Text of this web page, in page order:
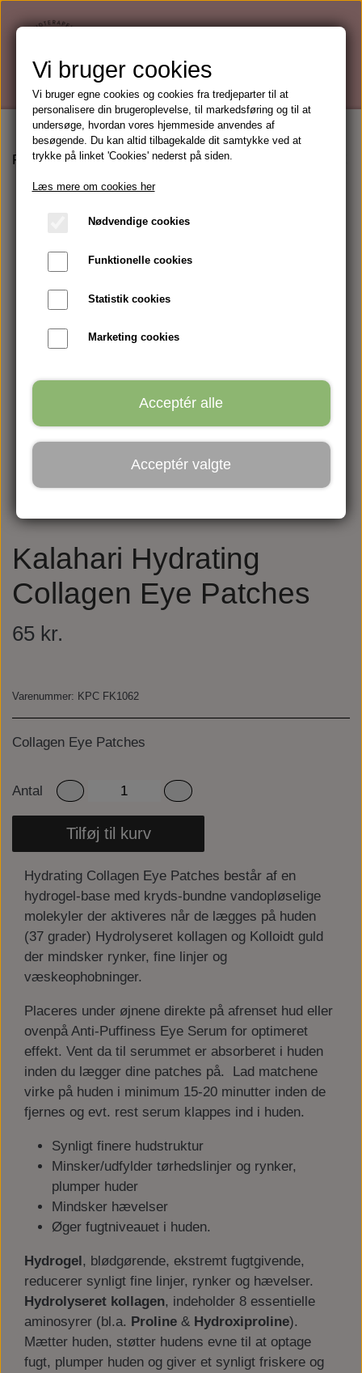
Forside Mærker Kalahari Phyto-Ceutical skincare
Kalahari Hydrating
Collagen Eye Patches
65 kr.
Varenummer: KPC FK1062
Collagen Eye Patches
Antal
Tilføj til kurv
Hydrating Collagen Eye Patches består af en
hydrogel-base med kryds-bundne vandopløselige
molekyler der aktiveres når de lægges på huden
(37 grader) Hydrolyseret kollagen og Kolloidt guld
der mindsker rynker, fine linjer og
væskeophobninger.
Placeres under øjnene direkte på afrenset hud eller
ovenpå Anti-Puffiness Eye Serum for optimeret
effekt. Vent da til serummet er absorberet i huden
inden du lægger dine patches på. Lad matchene
virke på huden i minimum 15-20 minutter inden de
fjernes og evt. rest serum klappes ind i huden.
Synligt finere hudstruktur
Minsker/udfylder tørhedslinjer og rynker,
plumper huder
Mindsker hævelser
Øger fugtniveauet i huden.
Hydrogel, blødgørende, ekstremt fugtgivende,
reducerer synligt fine linjer, rynker og hævelser.
Hydrolyseret kollagen, indeholder 8 essentielle
aminosyrer (bl.a. Proline & Hydroxiproline).
Mætter huden, støtter hudens evne til at optage
fugt, plumper huden og giver et synligt friskere og
Vi bruger cookies
Vi bruger egne cookies og cookies fra tredjeparter til at
personalisere din brugeroplevelse, til markedsføring og til at
undersøge, hvordan vores hjemmeside anvendes af
besøgende. Du kan altid tilbagekalde dit samtykke ved at
trykke på linket 'Cookies' nederst på siden.
Læs mere om cookies her
Nødvendige cookies
Funktionelle cookies
Statistik cookies
Marketing cookies
Acceptér alle
Acceptér valgte